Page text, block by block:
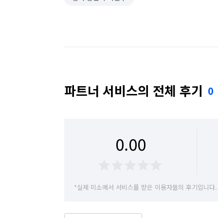
파트너 서비스의 전체 후기 0
0.00
*실제 미소에서 서비스를 받은 이용자들의 후기입니다.